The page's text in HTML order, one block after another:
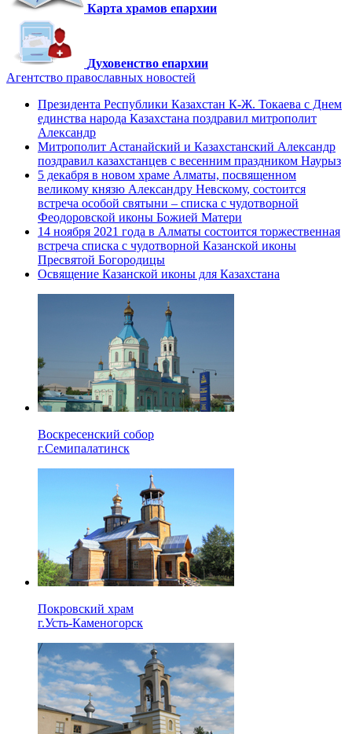
Карта храмов епархии
Духовенство епархии
Агентство православных новостей
Президента Республики Казахстан К-Ж. Токаева с Днем
единства народа Казахстана поздравил митрополит
Александр
Митрополит Астанайский и Казахстанский Александр
поздравил казахстанцев с весенним праздником Наурыз
5 декабря в новом храме Алматы, посвященном
великому князю Александру Невскому, состоится
встреча особой святыни – списка с чудотворной
Феодоровской иконы Божией Матери
14 ноября 2021 года в Алматы состоится торжественная
встреча списка с чудотворной Казанской иконы
Пресвятой Богородицы
Освящение Казанской иконы для Казахстана
Воскресенский собор
г.Семипалатинск
Покровский храм
г.Усть-Каменогорск